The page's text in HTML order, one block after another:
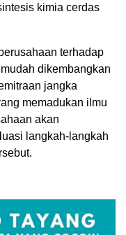
kimia cerdas
terhadap
dikembangkan
jangka
memadukan ilmu
akan
langkah-langkah